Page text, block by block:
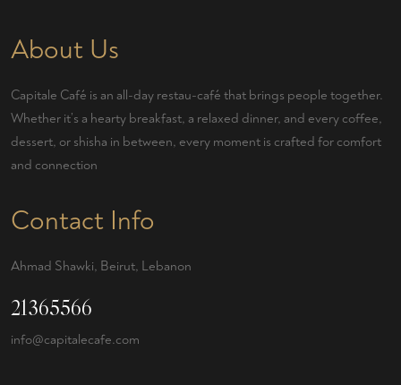
About Us
Capitale Café is an all-day restau-café that brings people together.
Whether it’s a hearty breakfast, a relaxed dinner, and every coffee,
dessert, or shisha in between, every moment is crafted for comfort
and connection
Contact Info
Ahmad Shawki, Beirut, Lebanon
21365566
info@capitalecafe.com